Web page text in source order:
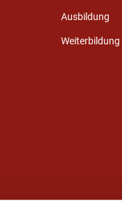
Ausbildung
Weiterbildung